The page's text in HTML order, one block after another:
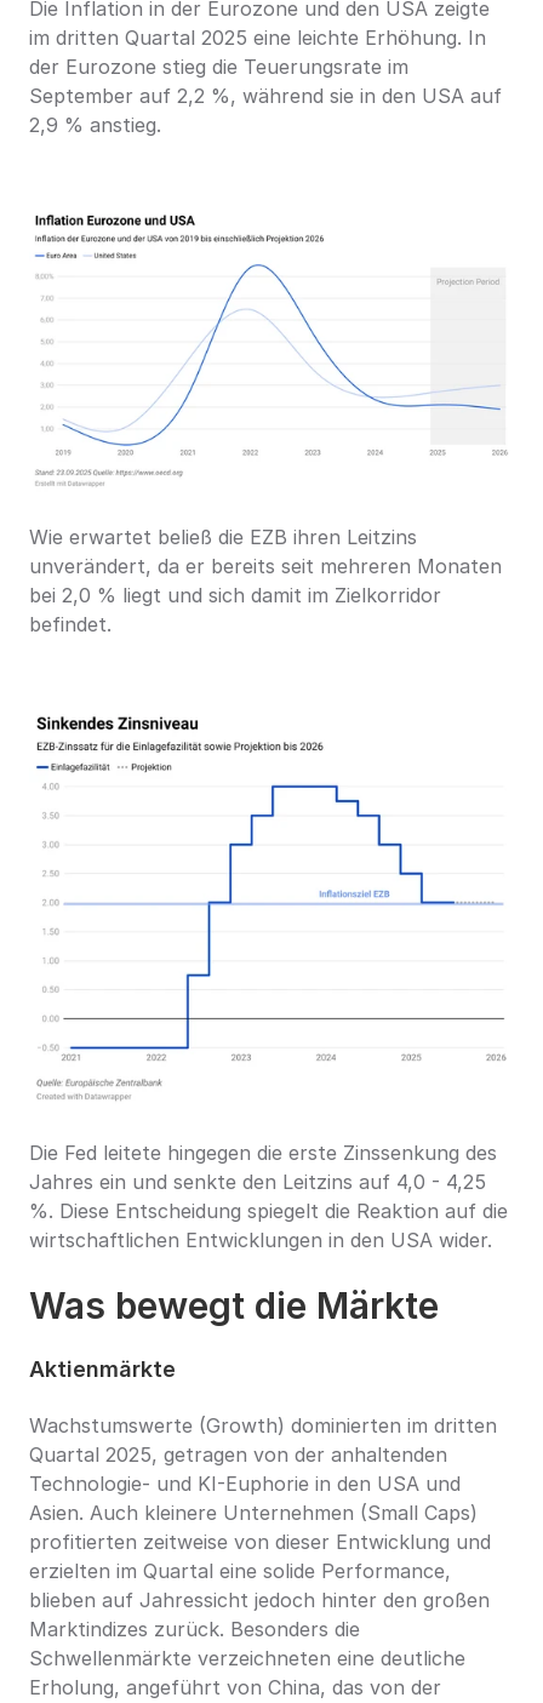
Die Inflation in der Eurozone und den USA zeigte
im dritten Quartal 2025 eine leichte Erhöhung. In
der Eurozone stieg die Teuerungsrate im
September auf 2,2 %, während sie in den USA auf
2,9 % anstieg.
Wie erwartet beließ die EZB ihren Leitzins
unverändert, da er bereits seit mehreren Monaten
bei 2,0 % liegt und sich damit im Zielkorridor
befindet.
Die Fed leitete hingegen die erste Zinssenkung des
Jahres ein und senkte den Leitzins auf 4,0 - 4,25
%. Diese Entscheidung spiegelt die Reaktion auf die
wirtschaftlichen Entwicklungen in den USA wider.
Was bewegt die Märkte
Aktienmärkte
Wachstumswerte (Growth) dominierten im dritten
Quartal 2025, getragen von der anhaltenden
Technologie- und KI-Euphorie in den USA und
Asien. Auch kleinere Unternehmen (Small Caps)
profitierten zeitweise von dieser Entwicklung und
erzielten im Quartal eine solide Performance,
blieben auf Jahressicht jedoch hinter den großen
Marktindizes zurück. Besonders die
Schwellenmärkte verzeichneten eine deutliche
Erholung, angeführt von China, das von der